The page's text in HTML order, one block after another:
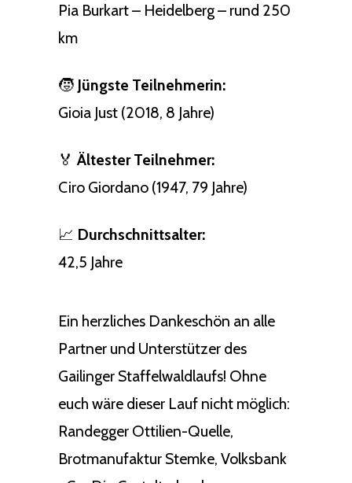
Pia Burkart – Heidelberg – rund 250
km
🧒 Jüngste Teilnehmerin:
Gioia Just (2018, 8 Jahre)
🏅 Ältester Teilnehmer:
Ciro Giordano (1947, 79 Jahre)
📈 Durchschnittsalter:
42,5 Jahre
Ein herzliches Dankeschön an alle
Partner und Unterstützer des
Gailinger Staffelwaldlaufs! Ohne
euch wäre dieser Lauf nicht möglich:
Randegger Ottilien-Quelle,
Brotmanufaktur Stemke, Volksbank